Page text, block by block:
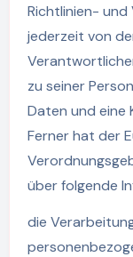
Richtlinien-
jederzeit von
zu seiner
Daten und eine
Ferner hat der
über folgende
die